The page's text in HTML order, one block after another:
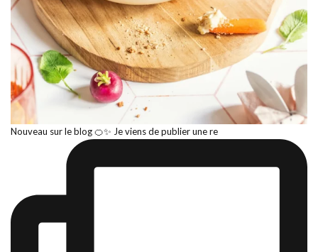
Nouveau sur le blog 🍊✨ Je viens de publier une re